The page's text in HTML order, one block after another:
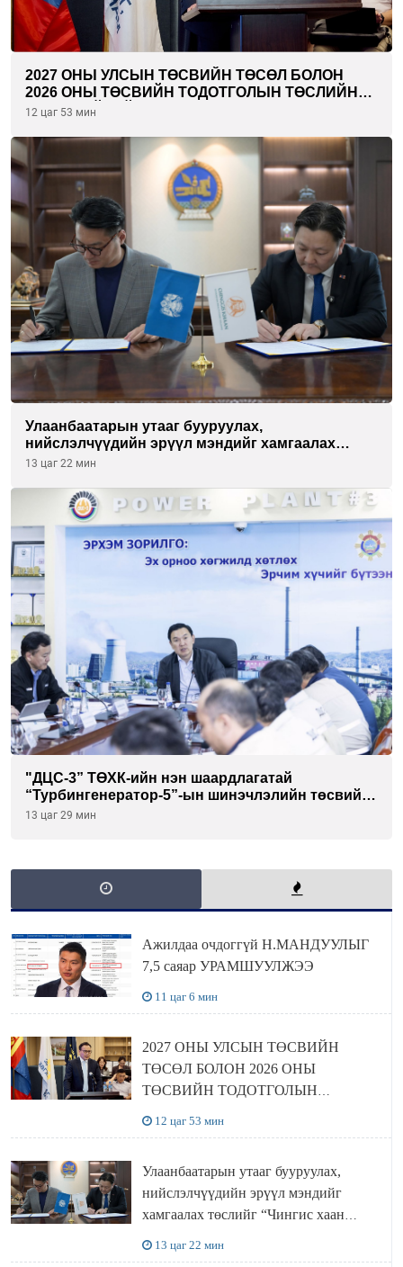
2027 ОНЫ УЛСЫН ТӨСВИЙН ТӨСӨЛ БОЛОН
2026 ОНЫ ТӨСВИЙН ТОДОТГОЛЫН ТӨСЛИЙН
ОЛОН НИЙТИЙН ХЭЛЭЛЦҮҮЛЭГ БОЛЛОО
12 цаг 53 мин
Улаанбаатарын утааг бууруулах,
нийслэлчүүдийн эрүүл мэндийг хамгаалах
төслийг “Чингис хаан баялгийн сан нэгдэл” ХХК-
13 цаг 22 мин
"ДЦС-3” ТӨХК-ийн нэн шаардлагатай
“Турбингенератор-5”-ын шинэчлэлийн төсвийг
шийдвэрлэхээр болов
13 цаг 29 мин
Ажилдаа очдоггүй Н.МАНДУУЛЫГ
7,5 саяар УРАМШУУЛЖЭЭ
11 цаг 6 мин
2027 ОНЫ УЛСЫН ТӨСВИЙН
ТӨСӨЛ БОЛОН 2026 ОНЫ
ТӨСВИЙН ТОДОТГОЛЫН
12 цаг 53 мин
Улаанбаатарын утааг бууруулах,
нийслэлчүүдийн эрүүл мэндийг
хамгаалах төслийг “Чингис хаан
13 цаг 22 мин